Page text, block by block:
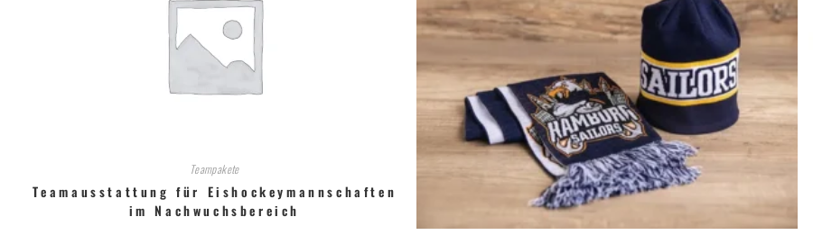
Teampakete
Teamausstattung für Eishockeymannschaften
im Nachwuchsbereich